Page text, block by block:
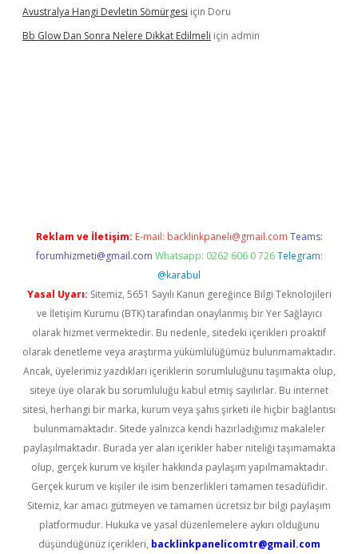
Avustralya Hangi Devletin Sömürgesi için Doru
Bb Glow Dan Sonra Nelere Dikkat Edilmeli için admin
Reklam ve İletişim: E-mail: backlinkpaneli@gmail.com Teams:
forumhizmeti@gmail.com Whatsapp: 0262 606 0 726 Telegram:
@karabul
Yasal Uyarı: Sitemiz, 5651 Sayılı Kanun gereğince Bilgi Teknolojileri
ve İletişim Kurumu (BTK) tarafından onaylanmış bir Yer Sağlayıcı
olarak hizmet vermektedir. Bu nedenle, sitedeki içerikleri proaktif
olarak denetleme veya araştırma yükümlülüğümüz bulunmamaktadır.
Ancak, üyelerimiz yazdıkları içeriklerin sorumluluğunu taşımakta olup,
siteye üye olarak bu sorumluluğu kabul etmiş sayılırlar. Bu internet
sitesi, herhangi bir marka, kurum veya şahıs şirketi ile hiçbir bağlantısı
bulunmamaktadır. Sitede yalnızca kendi hazırladığımız makaleler
paylaşılmaktadır. Burada yer alan içerikler haber niteliği taşımamakta
olup, gerçek kurum ve kişiler hakkında paylaşım yapılmamaktadır.
Gerçek kurum ve kişiler ile isim benzerlikleri tamamen tesadüfidir.
Sitemiz, kar amacı gütmeyen ve tamamen ücretsiz bir bilgi paylaşım
platformudur. Hukuka ve yasal düzenlemelere aykırı olduğunu
düşündüğünüz içerikleri, backlinkpanelicomtr@gmail.com